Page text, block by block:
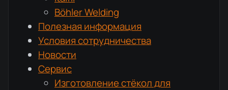
Böhler Welding
Полезная информация
Условия сотрудничества
Новости
Сервис
Изготовление стёкол для